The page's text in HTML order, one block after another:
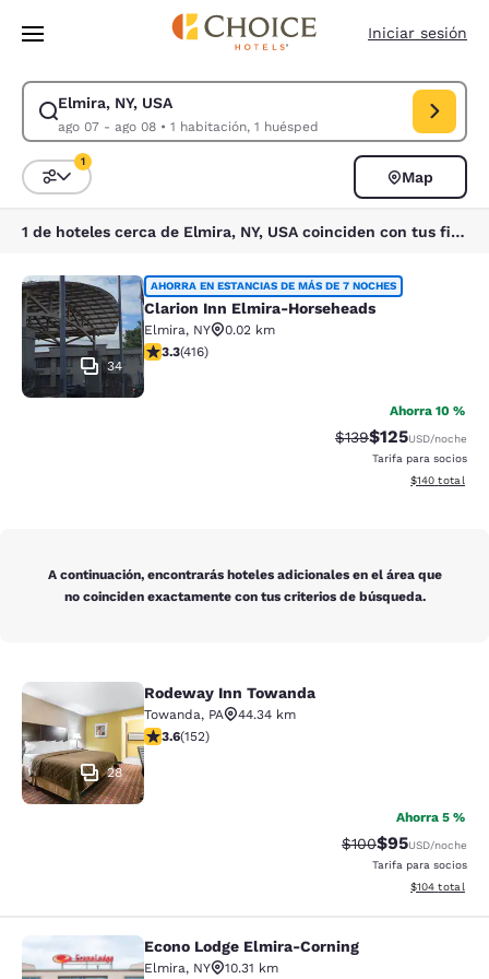
Pasar A Contenido Principal
Iniciar sesión
Elmira, NY, USA
ago 07 - ago 08• 1 habitación, 1 huésped
Modificar la búsqueda de Elmira, NY, USA. Fecha de check-in ago 07,
Ordenar y filtrar
1
Map
1 de hoteles cerca de Elmira, NY, USA coinciden con tus filtros
Clarion Inn Elmira-Horseheads
34
AHORRA EN ESTANCIAS DE MÁS DE 7 NOCHES
Clarion Inn Elmira-Horseheads
Elmira, NY
0.02 km
calificación de 3.29 estrellas. Bueno. 416 reseñas
3.3(416)
Ahorra 10 %
Precio tachado:
$139Precio con
$125USD/noche
Tarifa para socios
Ver detalles
$140 total
A continuación, encontrarás hoteles adicionales en el área que
no coinciden exactamente con tus criterios de búsqueda.
Rodeway Inn Towanda
28
Rodeway Inn Towanda
Towanda, PA
44.34 km
calificación de 3.61 estrellas. Bueno. 152 reseñas
3.6(152)
Ahorra 5 %
Precio tachado:
$100Precio con
$95USD/noche
Tarifa para socios
Ver detalles
$104 total
Econo Lodge Elmira-Corning
Econo Lodge Elmira-Corning
Elmira, NY
10.31 km